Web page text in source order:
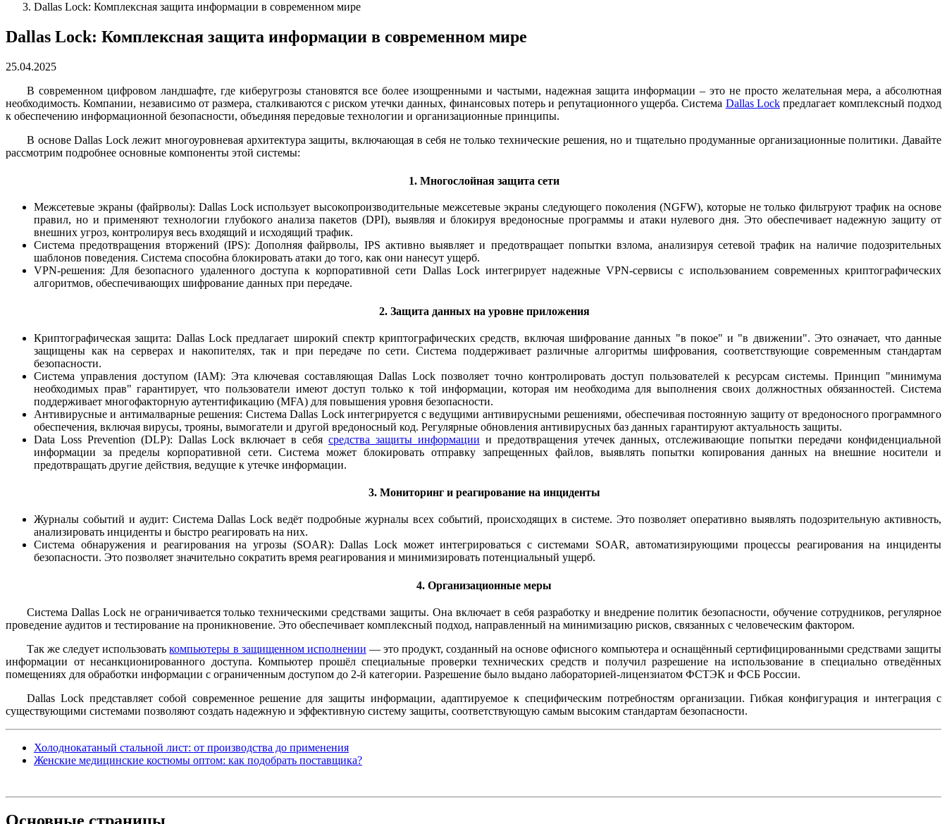
Dallas Lock: Комплексная защита информации в современном мире
Dallas Lock: Комплексная защита информации в современном мире
25.04.2025
В современном цифровом ландшафте, где киберугрозы становятся все более изощренными и частыми, надежная защита информации – это не просто желательная мера, а абсолютная
необходимость. Компании, независимо от размера, сталкиваются с риском утечки данных, финансовых потерь и репутационного ущерба. Система Dallas Lockпредлагает комплексный подход
к обеспечению информационной безопасности, объединяя передовые технологии и организационные принципы.
В основе Dallas Lock лежит многоуровневая архитектура защиты, включающая в себя не только технические решения, но и тщательно продуманные организационные политики. Давайте
рассмотрим подробнее основные компоненты этой системы:
1. Многослойная защита сети
Межсетевые экраны (файрволы): Dallas Lock использует высокопроизводительные межсетевые экраны следующего поколения (NGFW), которые не только фильтруют трафик на основе
правил, но и применяют технологии глубокого анализа пакетов (DPI), выявляя и блокируя вредоносные программы и атаки нулевого дня. Это обеспечивает надежную защиту от
внешних угроз, контролируя весь входящий и исходящий трафик.
Система предотвращения вторжений (IPS): Дополняя файрволы, IPS активно выявляет и предотвращает попытки взлома, анализируя сетевой трафик на наличие подозрительных
шаблонов поведения. Система способна блокировать атаки до того, как они нанесут ущерб.
VPN-решения: Для безопасного удаленного доступа к корпоративной сети Dallas Lock интегрирует надежные VPN-сервисы с использованием современных криптографических
алгоритмов, обеспечивающих шифрование данных при передаче.
2. Защита данных на уровне приложения
Криптографическая защита: Dallas Lock предлагает широкий спектр криптографических средств, включая шифрование данных "в покое" и "в движении". Это означает, что данные
защищены как на серверах и накопителях, так и при передаче по сети. Система поддерживает различные алгоритмы шифрования, соответствующие современным стандартам
безопасности.
Система управления доступом (IAM): Эта ключевая составляющая Dallas Lock позволяет точно контролировать доступ пользователей к ресурсам системы. Принцип "минимума
необходимых прав" гарантирует, что пользователи имеют доступ только к той информации, которая им необходима для выполнения своих должностных обязанностей. Система
поддерживает многофакторную аутентификацию (MFA) для повышения уровня безопасности.
Антивирусные и антималварные решения: Система Dallas Lock интегрируется с ведущими антивирусными решениями, обеспечивая постоянную защиту от вредоносного программного
обеспечения, включая вирусы, трояны, вымогатели и другой вредоносный код. Регулярные обновления антивирусных баз данных гарантируют актуальность защиты.
Data Loss Prevention (DLP): Dallas Lock включает в себясредства защиты информации и предотвращения утечек данных, отслеживающие попытки передачи конфиденциальной
информации за пределы корпоративной сети. Система может блокировать отправку запрещенных файлов, выявлять попытки копирования данных на внешние носители и
предотвращать другие действия, ведущие к утечке информации.
3. Мониторинг и реагирование на инциденты
Журналы событий и аудит: Система Dallas Lock ведёт подробные журналы всех событий, происходящих в системе. Это позволяет оперативно выявлять подозрительную активность,
анализировать инциденты и быстро реагировать на них.
Система обнаружения и реагирования на угрозы (SOAR): Dallas Lock может интегрироваться с системами SOAR, автоматизирующими процессы реагирования на инциденты
безопасности. Это позволяет значительно сократить время реагирования и минимизировать потенциальный ущерб.
4. Организационные меры
Система Dallas Lock не ограничивается только техническими средствами защиты. Она включает в себя разработку и внедрение политик безопасности, обучение сотрудников, регулярное
проведение аудитов и тестирование на проникновение. Это обеспечивает комплексный подход, направленный на минимизацию рисков, связанных с человеческим фактором.
Так же следует использоватькомпьютеры в защищенном исполнении — это продукт, созданный на основе офисного компьютера и оснащённый сертифицированными средствами защиты
информации от несанкционированного доступа. Компьютер прошёл специальные проверки технических средств и получил разрешение на использование в специально отведённых
помещениях для обработки информации с ограниченным доступом до 2-й категории. Разрешение было выдано лабораторией-лицензиатом ФСТЭК и ФСБ России.
Dallas Lock представляет собой современное решение для защиты информации, адаптируемое к специфическим потребностям организации. Гибкая конфигурация и интеграция с
существующими системами позволяют создать надежную и эффективную систему защиты, соответствующую самым высоким стандартам безопасности.
Холоднокатаный стальной лист: от производства до применения
Женские медицинские костюмы оптом: как подобрать поставщика?